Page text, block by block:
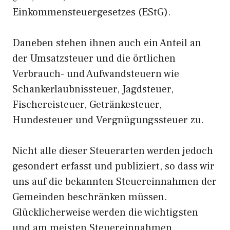
Einkommensteuergesetzes (EStG).
Daneben stehen ihnen auch ein Anteil an
der Umsatzsteuer und die örtlichen
Verbrauch- und Aufwandsteuern wie
Schankerlaubnissteuer, Jagdsteuer,
Fischereisteuer, Getränkesteuer,
Hundesteuer und Vergnügungssteuer zu.
Nicht alle dieser Steuerarten werden jedoch
gesondert erfasst und publiziert, so dass wir
uns auf die bekannten Steuereinnahmen der
Gemeinden beschränken müssen.
Glücklicherweise werden die wichtigsten